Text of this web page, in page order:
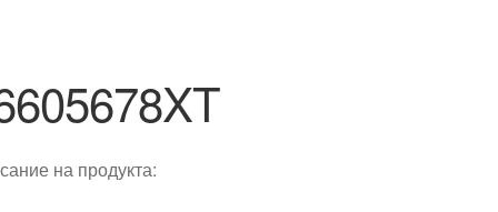
на продукта: